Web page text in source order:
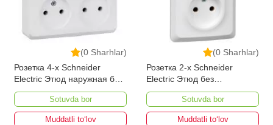
(0 Sharhlar)
Розетка 4-х Schneider
Electric Этюд наружная без
заземления и шторок 16А
250В
Sotuvda bor
Muddatli to‘lov
(0 Sharhlar)
Розетка 2-х Schneider
Electric Этюд без
заземления и шторок 16А
250В
Sotuvda bor
Muddatli to‘lov